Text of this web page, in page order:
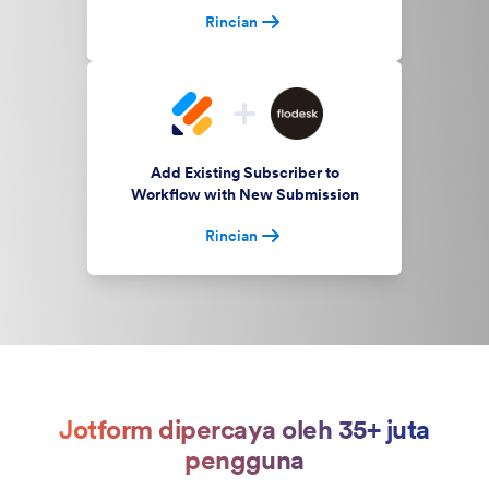
Rincian
Add Existing Subscriber to
Workflow with New Submission
Rincian
Jotform dipercaya oleh 35+ juta
pengguna